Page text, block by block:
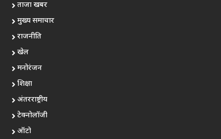
ताजा खबर
मुख्य समाचार
राजनीति
खेल
मनोरंजन
शिक्षा
अंतरराष्ट्रीय
टेक्नोलॉजी
ऑटो